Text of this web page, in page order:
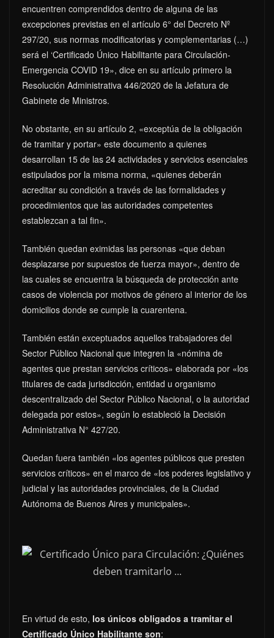
encuentren comprendidos dentro de alguna de las
excepciones previstas en el artículo 6° del Decreto Nº
297/20, sus normas modificatorias y complementarias (…)
será el ‘Certificado Único Habilitante para Circulación-
Emergencia COVID 19», dice en su artículo primero la
Resolución Administrativa 446/2020 de la Jefatura de
Gabinete de Ministros.
No obstante, en su artículo 2, «exceptúa de la obligación
de tramitar y portar» este documento a quienes
desarrollan 15 de las 24 actividades y servicios esenciales
estipulados por la misma norma, «quienes deberán
acreditar su condición a través de las formalidades y
procedimientos que las autoridades competentes
establezcan a tal fin».
También quedan eximidas las personas «que deban
desplazarse por supuestos de fuerza mayor», dentro de
las cuales se encuentra la búsqueda de protección ante
casos de violencia por motivos de género al interior de los
domicilios donde se cumple la cuarentena.
También están exceptuados aquellos trabajadores del
Sector Público Nacional que integren la «nómina de
agentes que prestan servicios críticos» elaborada por «los
titulares de cada jurisdicción, entidad u organismo
descentralizado del Sector Público Nacional, o la autoridad
delegada por estos», según lo estableció la Decisión
Administrativa N° 427/20.
Quedan fuera también «los agentes públicos que presten
servicios críticos» en el marco de «los poderes legislativo y
judicial y las autoridades provinciales, de la Ciudad
Autónoma de Buenos Aires y municipales».
En virtud de esto, los únicos obligados a tramitar el
Certificado Único Habilitante son: